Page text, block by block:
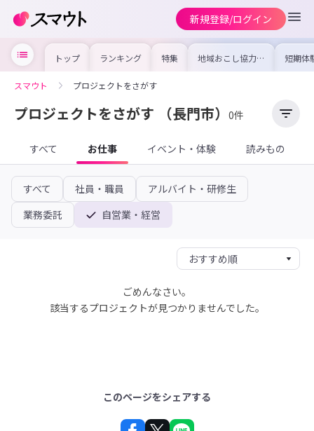
新規登録/ログイン
トップ ランキング 特集 地域おこし協力隊
の求人やイベント
を集めました！仕
けよう
短期体
り〜数
域を知
スマウト プロジェクトをさがす
プロジェクトをさがす （長門市） 0件
すべて お仕事 イベント・体験 読みもの
すべて 社員・職員
アルバイト・研修生
業務委託
自営業・経営
ごめんなさい。
該当するプロジェクトが見つかりませんでした。
このページをシェアする